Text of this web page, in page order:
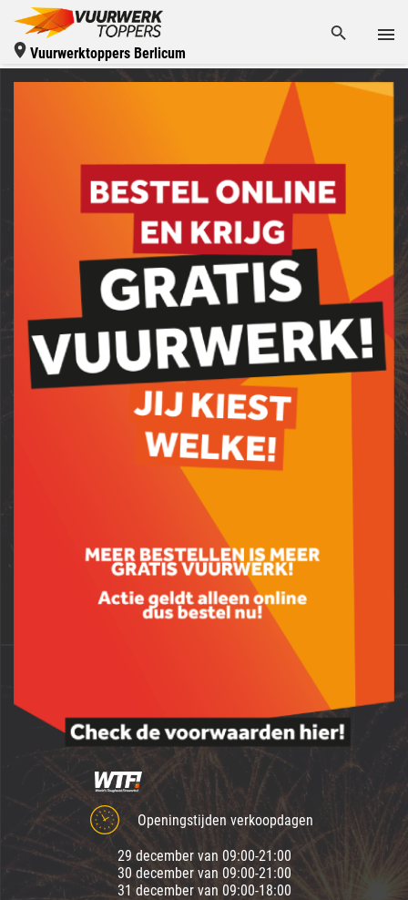
Vuurwerktoppers Berlicum
Openingstijden verkoopdagen
29 december van 09:00-21:00
30 december van 09:00-21:00
31 december van 09:00-18:00